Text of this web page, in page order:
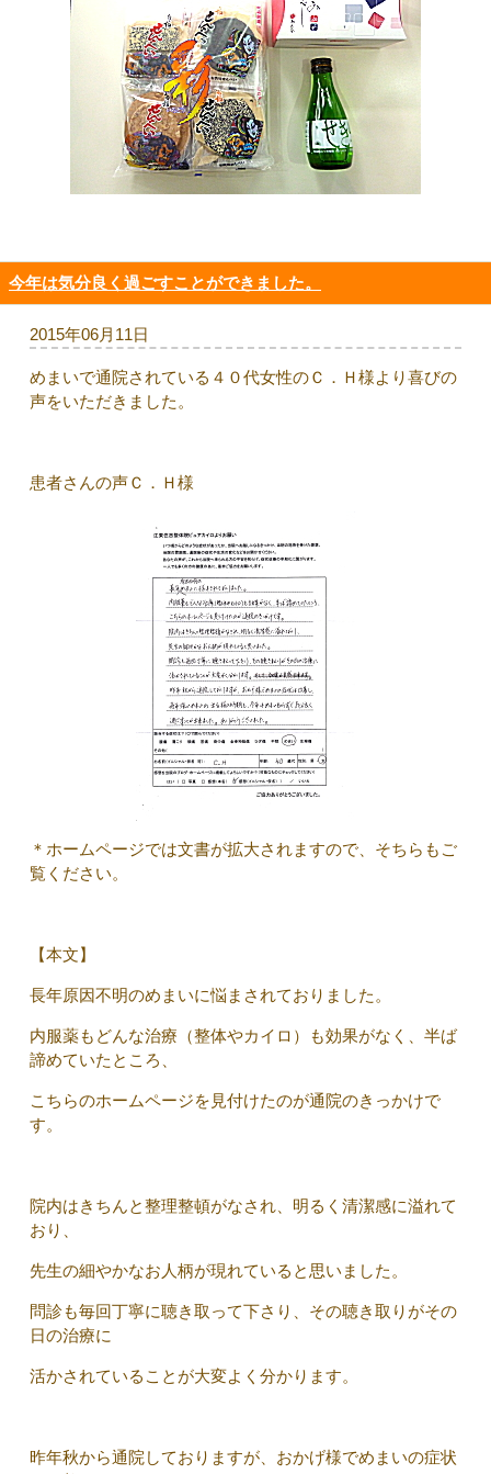
今年は気分良く過ごすことができました。
2015年06月11日
めまいで通院されている４０代女性のＣ．Ｈ様より喜びの
声をいただきました。
患者さんの声Ｃ．Ｈ様
＊ホームページでは文書が拡大されますので、そちらもご
覧ください。
【本文】
長年原因不明のめまいに悩まされておりました。
内服薬もどんな治療（整体やカイロ）も効果がなく、半ば
諦めていたところ、
こちらのホームページを見付けたのが通院のきっかけで
す。
院内はきちんと整理整頓がなされ、明るく清潔感に溢れて
おり、
先生の細やかなお人柄が現れていると思いました。
問診も毎回丁寧に聴き取って下さり、その聴き取りがその
日の治療に
活かされていることが大変よく分かります。
昨年秋から通院しておりますが、おかげ様でめまいの症状